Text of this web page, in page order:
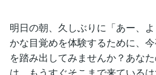
明日の朝、久しぶりに「あー、
かな目覚めを体験するために、
を踏み出してみませんか？あな
は、もうすぐそこまで来ているは